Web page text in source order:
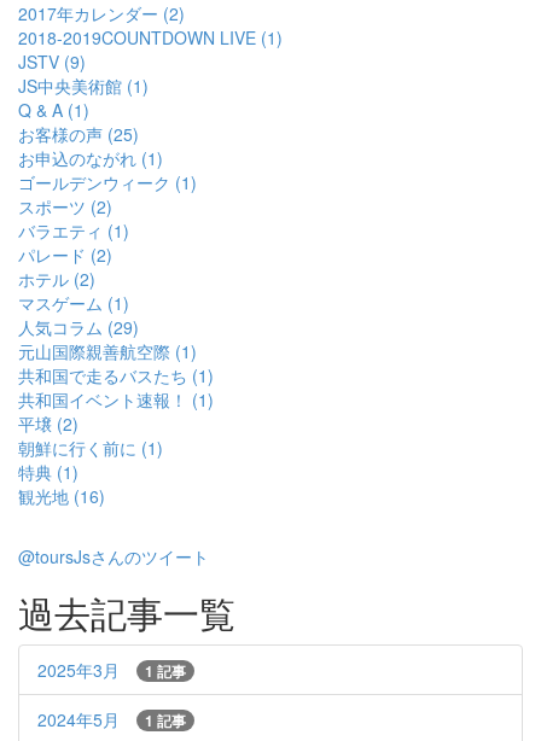
2017年カレンダー (2)
2018-2019COUNTDOWN LIVE (1)
JSTV (9)
JS中央美術館 (1)
Q & A (1)
お客様の声 (25)
お申込のながれ (1)
ゴールデンウィーク (1)
スポーツ (2)
バラエティ (1)
パレード (2)
ホテル (2)
マスゲーム (1)
人気コラム (29)
元山国際親善航空際 (1)
共和国で走るバスたち (1)
共和国イベント速報！ (1)
平壌 (2)
朝鮮に行く前に (1)
特典 (1)
観光地 (16)
@toursJsさんのツイート
過去記事一覧
2025年3月 1 記事
2024年5月 1 記事